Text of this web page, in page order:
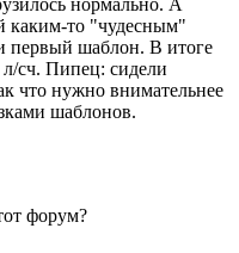
каким-то "чудесным"
первый шаблон. В итоге
л/сч. Пипец: сидели
что нужно внимательнее
шаблонов.
форум?